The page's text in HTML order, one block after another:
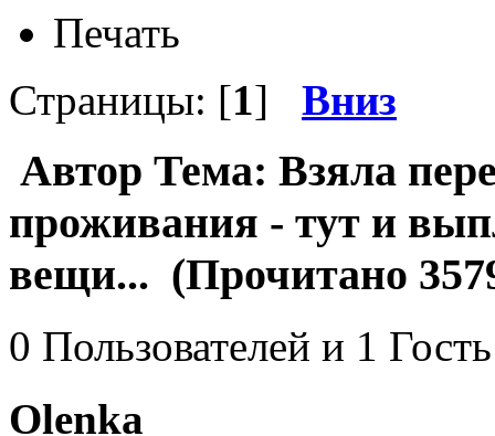
Печать
Страницы: [1] Вниз
Автор Тема: Взяла
проживания - тут и
вещи... (Прочитано
0 Пользователей и 1
Olenka